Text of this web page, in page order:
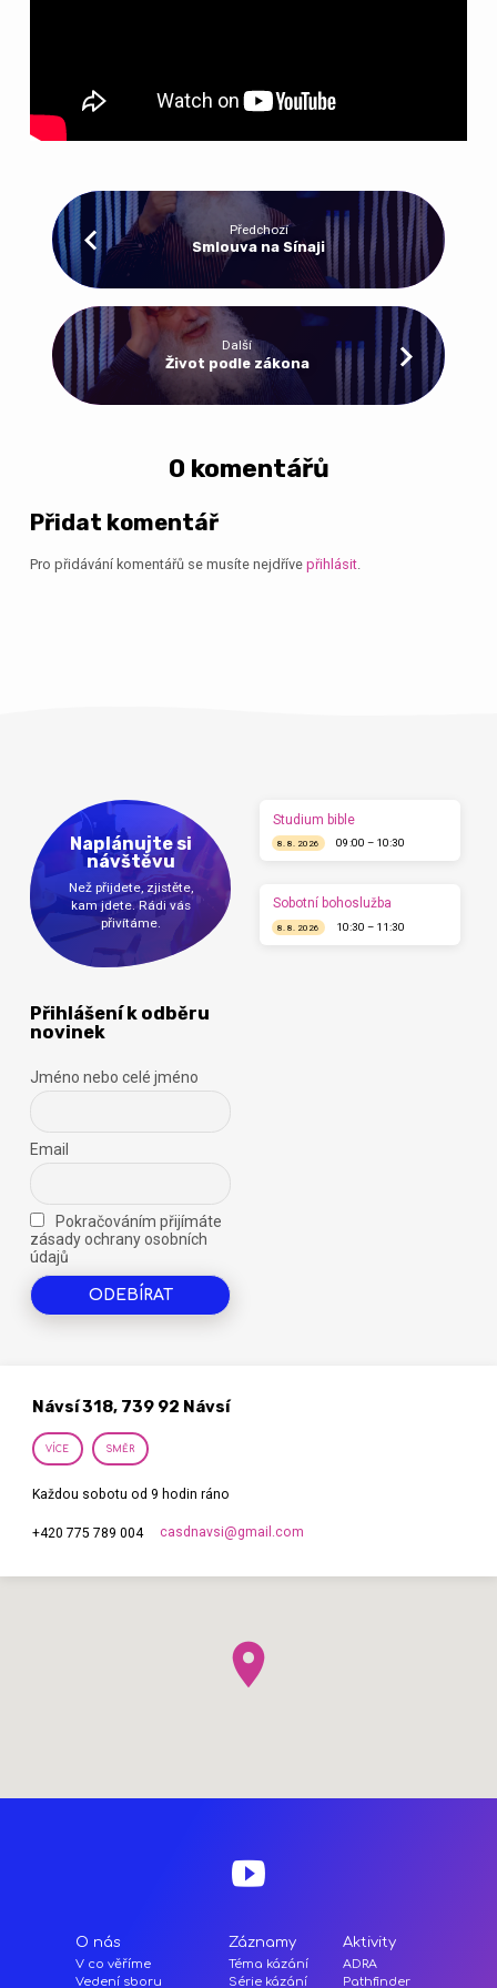
Předchozí
Smlouva na Sínaji
Další
Život podle zákona
0 komentářů
Přidat komentář
Pro přidávání komentářů se musíte nejdříve přihlásit.
Naplánujte si
návštěvu
Než přijdete, zjistěte,
kam jdete. Rádi vás
přivítáme.
Studium bible
8. 8. 2026 09:00 – 10:30
Sobotní bohoslužba
8. 8. 2026 10:30 – 11:30
Přihlášení k odběru
novinek
Jméno nebo celé jméno
Email
Pokračováním přijímáte
zásady ochrany osobních
údajů
Návsí 318, 739 92 Návsí
VÍCE SMĚR
Každou sobotu od 9 hodin ráno
+420 775 789 004 casdnavsi​@gmail.com
O nás
V co věříme
Vedení sboru
Záznamy
Téma kázání
Série kázání
Aktivity
ADRA
Pathfinder